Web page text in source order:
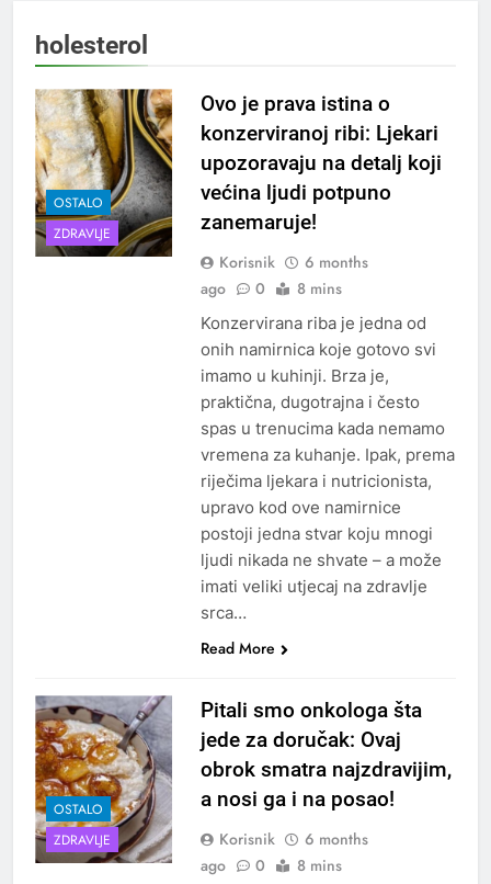
holesterol
OSTALO
ZDRAVLJE
Ovo je prava istina o
konzerviranoj ribi: Ljekari
upozoravaju na detalj koji
većina ljudi potpuno
zanemaruje!
Korisnik
6 months
ago
0 8 mins
Konzervirana riba je jedna od
onih namirnica koje gotovo svi
imamo u kuhinji. Brza je,
praktična, dugotrajna i često
spas u trenucima kada nemamo
vremena za kuhanje. Ipak, prema
riječima ljekara i nutricionista,
upravo kod ove namirnice
postoji jedna stvar koju mnogi
ljudi nikada ne shvate – a može
imati veliki utjecaj na zdravlje
srca…
Read More
OSTALO
ZDRAVLJE
Pitali smo onkologa šta
jede za doručak: Ovaj
obrok smatra najzdravijim,
a nosi ga i na posao!
Korisnik
6 months
ago
0 8 mins